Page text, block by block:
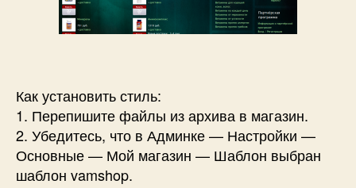
Как установить стиль:
1. Перепишите файлы из архива в магазин.
2. Убедитесь, что в Админке — Настройки —
Основные — Мой магазин — Шаблон выбран
шаблон vamshop.